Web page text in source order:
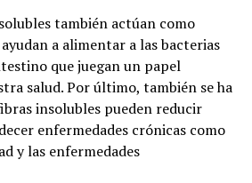
también actúan como
a alimentar a las bacterias
que juegan un papel
salud. Por último, también se ha
insolubles pueden reducir
enfermedades crónicas como
y las enfermedades